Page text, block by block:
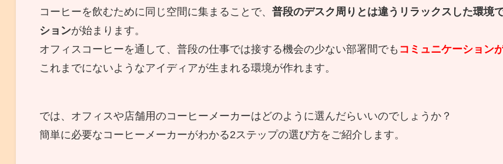
コーヒーを飲むために同じ空間に集まることで、 普段のデスク周りとは違うリラックスした環境
ションが始まります。
オフィスコーヒーを通して、普段の仕事では接する機会の少ない部署間でも コミュニケーション
これまでにないようなアイディアが生まれる環境が作れます。
では、オフィスや店舗用のコーヒーメーカーはどのように選んだらいいのでしょうか？
簡単に必要なコーヒーメーカーがわかる2ステップの選び方をご紹介します。